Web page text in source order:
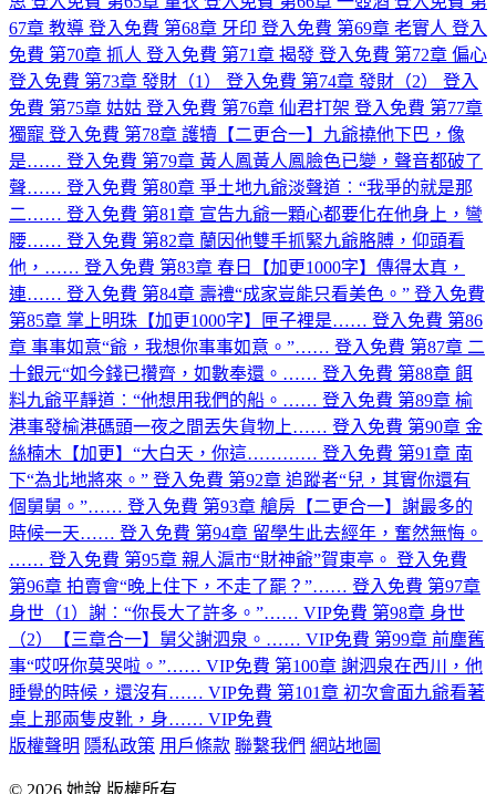
67章 教導 登入免費 第68章 牙印 登入免費 第69章 老實人 登入
免費 第70章 抓人 登入免費 第71章 揭發 登入免費 第72章 偏心
登入免費 第73章 發財（1） 登入免費 第74章 發財（2）
登入
免費 第75章 姑姑 登入免費 第76章 仙君打架 登入免費 第77章
獨寵 登入免費 第78章 護犢【二更合一】九爺撓他下巴，像
是…… 登入免費 第79章 黃人鳳黃人鳳臉色已變，聲音都破了
聲…… 登入免費 第80章 爭土地九爺淡聲道︰“我爭的就是那
二…… 登入免費 第81章 宣告九爺一顆心都要化在他身上，彎
腰…… 登入免費 第82章 蘭因他雙手抓緊九爺胳膊，仰頭看
他，…… 登入免費 第83章 春日【加更1000字】傳得太真，
連…… 登入免費 第84章 壽禮“成家豈能只看美色。” 登入免費
第85章 掌上明珠【加更1000字】匣子裡是…… 登入免費 第86
章 事事如意“爺，我想你事事如意。”…… 登入免費 第87章 二
十銀元“如今錢已攢齊，如數奉還。…… 登入免費 第88章 餌
料九爺平靜道︰“他想用我們的船。…… 登入免費 第89章 榆
港事發榆港碼頭一夜之間丟失貨物上…… 登入免費 第90章 金
絲楠木【加更】“大白天，你這………… 登入免費 第91章 南
下“為北地將來。” 登入免費 第92章 追蹤者“兒，其實你還有
個舅舅。”…… 登入免費 第93章 艙房【二更合一】謝最多的
時候一天…… 登入免費 第94章 留學生此去經年，奮然無悔。
…… 登入免費 第95章 親人滬市“財神爺”賀東亭。 登入免費
第96章 拍賣會“晚上住下，不走了罷？”…… 登入免費 第97章
身世（1）謝︰“你長大了許多。”…… VIP免費 第98章 身世
（2）【三章合一】舅父謝泗泉。…… VIP免費 第99章 前塵舊
事“哎呀你莫哭啦。”…… VIP免費 第100章 謝泗泉在西川，他
睡覺的時候，還沒有…… VIP免費 第101章 初次會面九爺看著
桌上那兩隻皮靴，身…… VIP免費
版權聲明 隱私政策 用戶條款 聯繫我們 網站地圖
© 2026 她說 版權所有